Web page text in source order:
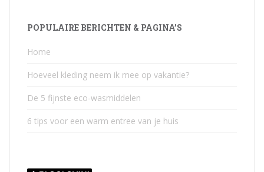
POPULAIRE BERICHTEN & PAGINA’S
Home
Hoeveel kleding neem ik mee op vakantie?
De 5 fijnste eco-wasmiddelen
6 tips voor een warm entree van je huis